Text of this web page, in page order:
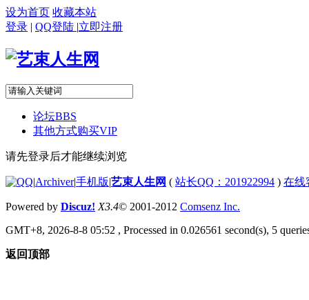
设为首页 收藏本站
登录 | QQ登陆 |立即注册
论坛BBS
其他方式购买VIP
请先登录后才能继续浏览
|Archiver|手机版|艺束人生网 ( 站长QQ：201922994 ) 在线
Powered by Discuz! X3.4© 2001-2012 Comsenz Inc.
GMT+8, 2026-8-8 05:52 , Processed in 0.026561 second(s), 5
返回顶部